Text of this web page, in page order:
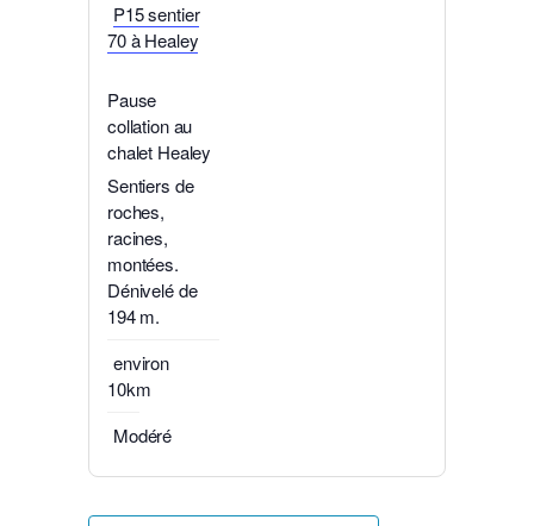
P15 sentier
70 à Healey
Pause
collation au
chalet Healey
Sentiers de
roches,
racines,
montées.
Dénivelé de
194 m.
environ
10km
Modéré